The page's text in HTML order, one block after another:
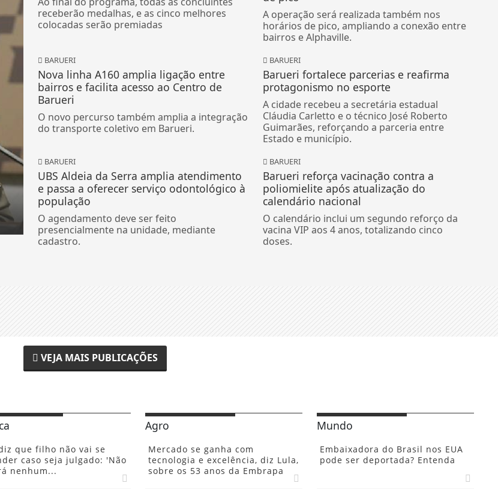
receberão medalhas, e as cinco melhores
colocadas serão premiadas
A operação será realizada também nos
horários de pico, ampliando a conexão entre
bairros e Alphaville.
BARUERI
Nova linha A160 amplia ligação entre
bairros e facilita acesso ao Centro de
Barueri
O novo percurso também amplia a integração
do transporte coletivo em Barueri.
BARUERI
Barueri fortalece parcerias e reafirma
protagonismo no esporte
A cidade recebeu a secretária estadual
Cláudia Carletto e o técnico José Roberto
Guimarães, reforçando a parceria entre
Estado e município.
BARUERI
UBS Aldeia da Serra amplia atendimento
e passa a oferecer serviço odontológico à
população
O agendamento deve ser feito
presencialmente na unidade, mediante
cadastro.
BARUERI
Barueri reforça vacinação contra a
poliomielite após atualização do
calendário nacional
O calendário inclui um segundo reforço da
vacina VIP aos 4 anos, totalizando cinco
doses.
VEJA MAIS PUBLICAÇÕES
que filho não vai se
caso seja julgado: 'Não
nenhum...
Agro
Mercado se ganha com
tecnologia e excelência, diz Lula,
sobre os 53 anos da Embrapa
Mundo
Embaixadora do Brasil nos EUA
pode ser deportada? Entenda